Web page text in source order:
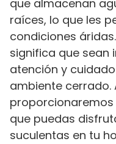
que almacenan
raíces, lo que les
condiciones
significa que sean
atención y
ambiente cerrado.
que puedas
suculentas en tu